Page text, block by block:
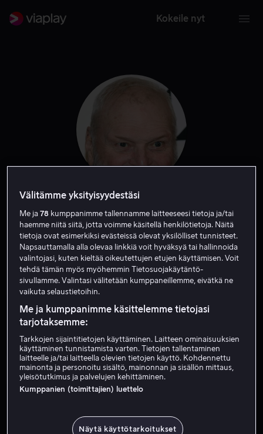
Kokeile nyt
Brian Dennehy
Näyttelijä Vieras Ääni
Vuokraa 3,99 € Alk. 3,99 €
Välitämme yksityisyydestäsi
Me ja78 kumppanimme tallennamme laitteeseesi tietoja ja/tai
haemme niitä siitä, jotta voimme käsitellä henkilötietoja. Näitä
tietoja ovat esimerkiksi evästeissä olevat yksilölliset tunnisteet.
Napsauttamalla alla olevaa linkkiä voit hyväksyä tai hallinnoida
valintojasi, kuten kieltää oikeutettujen etujen käyttämisen. Voit
tehdä tämän myös myöhemmin Tietosuojakäytäntö-
sivullamme. Valintasi välitetään kumppaneillemme, eivätkä ne
vaikuta selaustietoihin.
Me ja kumppanimme käsittelemme tietojasi
tarjotaksemme:
Tarkkojen sijaintitietojen käyttäminen. Laitteen ominaisuuksien
käyttäminen tunnistamista varten. Tietojen tallentaminen
laitteelle ja/tai laitteella olevien tietojen käyttö. Kohdennettu
mainonta ja personoitu sisältö, mainonnan ja sisällön mittaus,
yleisötutkimus ja palvelujen kehittäminen.
Kumppanien (toimittajien) luettelo
Näytä käyttötarkoitukset